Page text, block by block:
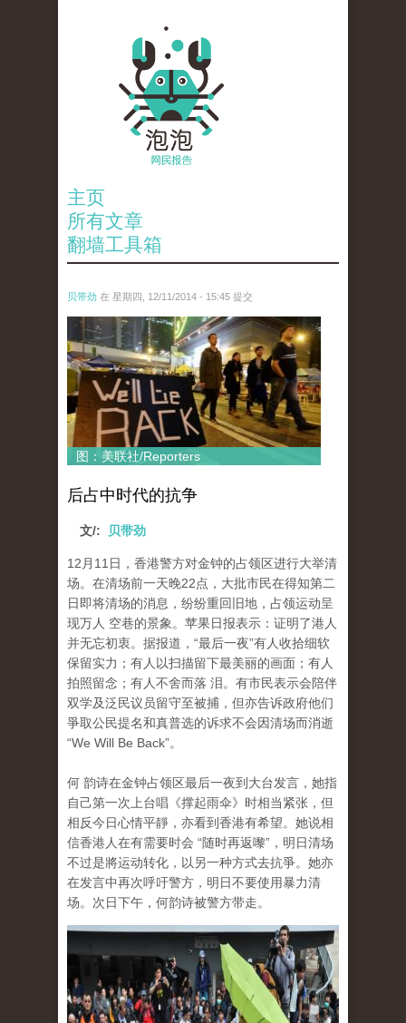
主页
所有文章
翻墙工具箱
贝带劲 在 星期四, 12/11/2014 - 15:45 提交
reporters_18475535.jpg
图：美联社/Reporters
后占中时代的抗争
文/: 贝带劲
12月11日，香港警方对金钟的占领区进行大举清
场。在清场前一天晚22点，大批市民在得知第二
日即将清场的消息，纷纷重回旧地，占领运动呈
现万人 空巷的景象。苹果日报表示：证明了港人
并无忘初衷。据报道，“最后一夜”有人收拾细软
保留实力；有人以扫描留下最美丽的画面；有人
拍照留念；有人不舍而落 泪。有市民表示会陪伴
双学及泛民议员留守至被捕，但亦告诉政府他们
爭取公民提名和真普选的诉求不会因清场而消逝
“We Will Be Back”。
何 韵诗在金钟占领区最后一夜到大台发言，她指
自己第一次上台唱《撑起雨伞》时相当紧张，但
相反今日心情平靜，亦看到香港有希望。她说相
信香港人在有需要时会 “随时再返嚟”，明日清场
不过是將运动转化，以另一种方式去抗爭。她亦
在发言中再次呼吁警方，明日不要使用暴力清
场。次日下午，何韵诗被警方带走。